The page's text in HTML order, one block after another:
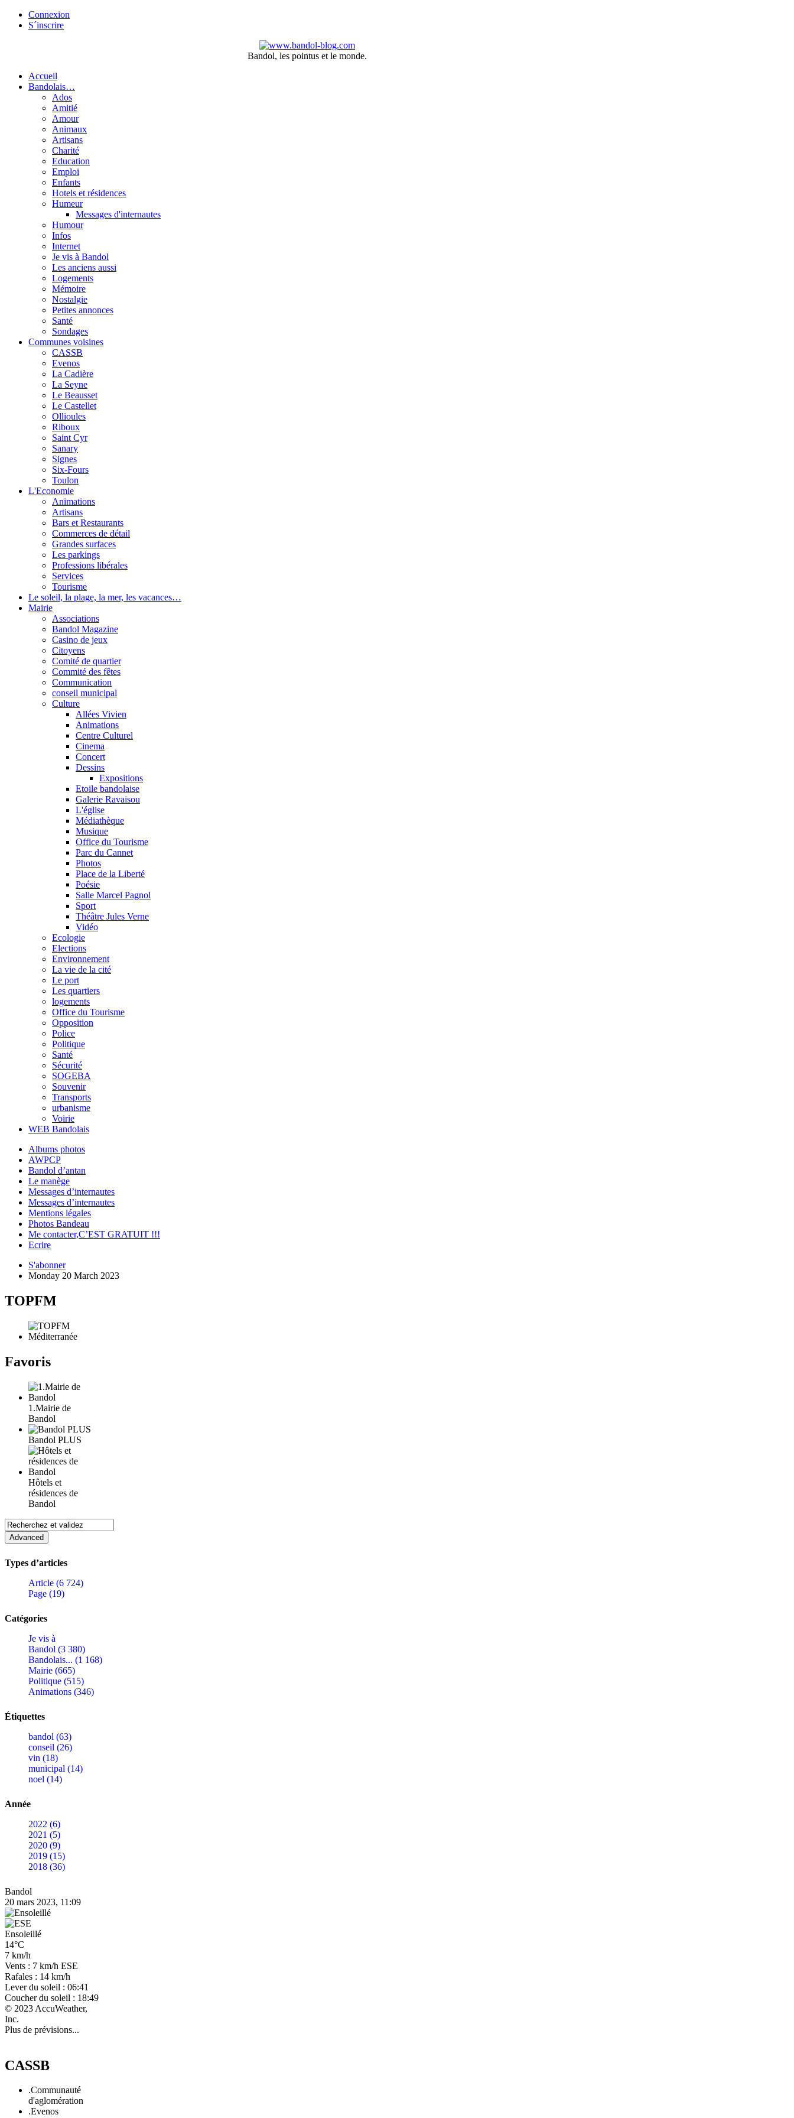
Connexion
S´inscrire
Bandol, les pointus et le monde.
Accueil
Bandolais…
Ados
Amitié
Amour
Animaux
Artisans
Charité
Education
Emploi
Enfants
Hotels et résidences
Humeur
Messages d'internautes
Humour
Infos
Internet
Je vis à Bandol
Les anciens aussi
Logements
Mémoire
Nostalgie
Petites annonces
Santé
Sondages
Communes voisines
CASSB
Evenos
La Cadière
La Seyne
Le Beausset
Le Castellet
Ollioules
Riboux
Saint Cyr
Sanary
Signes
Six-Fours
Toulon
L'Economie
Animations
Artisans
Bars et Restaurants
Commerces de détail
Grandes surfaces
Les parkings
Professions libérales
Services
Tourisme
Le soleil, la plage, la mer, les vacances…
Mairie
Associations
Bandol Magazine
Casino de jeux
Citoyens
Comité de quartier
Commité des fêtes
Communication
conseil municipal
Culture
Allées Vivien
Animations
Centre Culturel
Cinema
Concert
Dessins
Expositions
Etoile bandolaise
Galerie Ravaisou
L'église
Médiathèque
Musique
Office du Tourisme
Parc du Cannet
Photos
Place de la Liberté
Poésie
Salle Marcel Pagnol
Sport
Théâtre Jules Verne
Vidéo
Ecologie
Elections
Environnement
La vie de la cité
Le port
Les quartiers
logements
Office du Tourisme
Opposition
Police
Politique
Santé
Sécurité
SOGEBA
Souvenir
Transports
urbanisme
Voirie
WEB Bandolais
Albums photos
AWPCP
Bandol d’antan
Le manège
Messages d’internautes
Messages d’internautes
Mentions légales
Photos Bandeau
Me contacter,C’EST GRATUIT !!!
Ecrire
S'abonner
Monday 20 March 2023
TOPFM
Favoris
1.Mairie de
Bandol
Bandol PLUS
Hôtels et
résidences de
Bandol
Types d’articles
Article (6 724)
Page (19)
Catégories
Je vis à
Bandol (3 380)
Bandolais... (1 168)
Mairie (665)
Politique (515)
Animations (346)
Étiquettes
bandol (63)
conseil (26)
vin (18)
municipal (14)
noel (14)
Année
2022 (6)
2021 (5)
2020 (9)
2019 (15)
2018 (36)
Bandol
20 mars 2023, 11:09
Ensoleillé
14°C
7 km/h
Vents : 7 km/h ESE
Rafales : 14 km/h
Lever du soleil : 06:41
Coucher du soleil : 18:49
© 2023 AccuWeather,
Inc.
Plus de prévisions...
CASSB
.Communauté
d'aglomération
.Evenos